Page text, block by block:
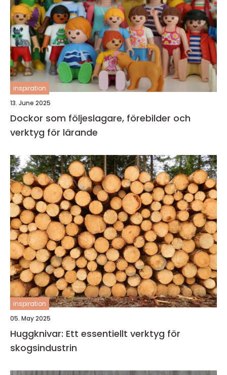
inspiration
13. June 2025
Dockor som följeslagare, förebilder och
verktyg för lärande
inspiration
05. May 2025
Huggknivar: Ett essentiellt verktyg för
skogsindustrin